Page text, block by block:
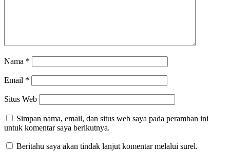
Nama *
Email *
Situs Web
Simpan nama, email, dan situs web saya pada peramban ini
untuk komentar saya berikutnya.
Beritahu saya akan tindak lanjut komentar melalui surel.